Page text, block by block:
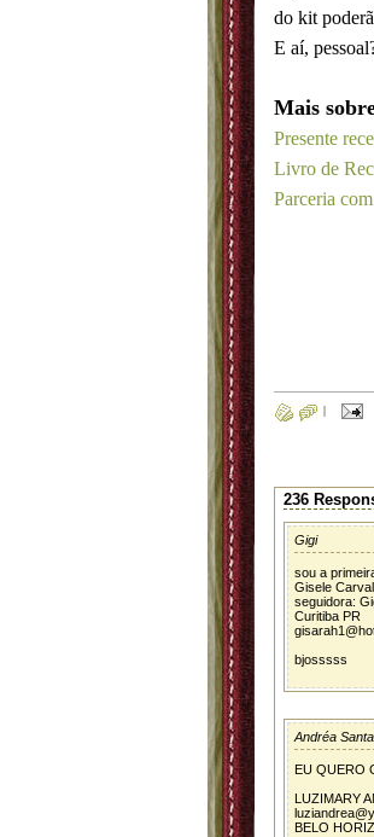
do kit
E aí,
Mais
Presente
Livro de
Parceria
|
236
Gigi
sou a
Gisele
seguidora:
Curitiba PR
bjosssss
Andréa
EU QUERO
LUZIMARY
BELO